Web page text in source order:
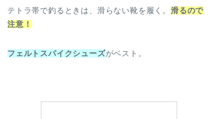
テトラ帯で釣るときは、滑らない靴を履く。 滑るので
注意！
フェルトスパイクシューズがベスト。